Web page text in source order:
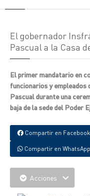
El gobernador
Pascual a la Casa
El primer mandatario en
funcionarios y empleados
Pascual durante una
baja de la sede del Poder
Compartir en Facebook
Compartir en WhatsApp
Acciones